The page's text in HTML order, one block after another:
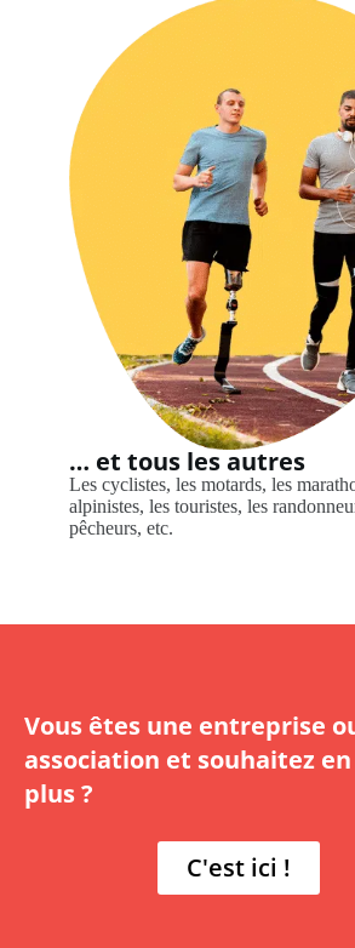
… et tous les autres
Les cyclistes, les motards, les
alpinistes, les touristes, les
pêcheurs, etc.
Vous êtes une entreprise
association et souhaitez
plus ?
C'est ici !